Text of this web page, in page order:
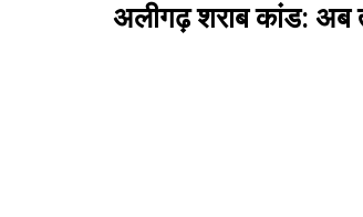
अलीगढ़ शराब कांड: अब